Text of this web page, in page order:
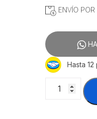
ENVÍO POR
Hasta
RHNVCT-